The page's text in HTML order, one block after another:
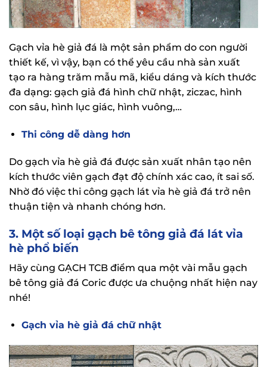
Gạch vỉa hè giả đá là một sản phẩm do con người
thiết kế, vì vậy, bạn có thể yêu cầu nhà sản xuất
tạo ra hàng trăm mẫu mã, kiểu dáng và kích thước
đa dạng: gạch giả đá hình chữ nhật, ziczac, hình
con sâu, hình lục giác, hình vuông,…
Thi công dễ dàng hơn
Do gạch vỉa hè giả đá được sản xuất nhân tạo nên
kích thước viên gạch đạt độ chính xác cao, ít sai số.
Nhờ đó việc thi công gạch lát vỉa hè giả đá trở nên
thuận tiện và nhanh chóng hơn.
3. Một số loại gạch bê tông giả đá lát vỉa
hè phổ biến
Hãy cùng GẠCH TCB điểm qua một vài mẫu gạch
bê tông giả đá Coric được ưa chuộng nhất hiện nay
nhé!
Gạch vỉa hè giả đá chữ nhật